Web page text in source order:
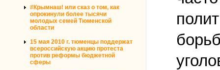
#Крымнаш! или сказ о том, как
опрокинули более тысячи
молодых семей Тюменской
области
15 мая 2010 г. тюменцы поддержат
всероссийскую акцию протеста
против реформы бюджетной
сферы